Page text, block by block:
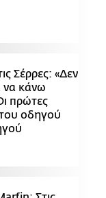
Σέρρες: «Δεν
κάνω
πρώτες
οδηγού